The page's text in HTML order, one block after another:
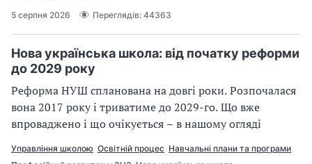
5 серпня 2026 Переглядів: 44363
Нова українська школа: від початку реформи
до 2029 року
Реформа НУШ спланована на довгі роки. Розпочалася
вона 2017 року і триватиме до 2029-го. Що вже
впроваджено і що очікується – в нашому огляді
Управління школою Освітній процес Навчальні плани та програми